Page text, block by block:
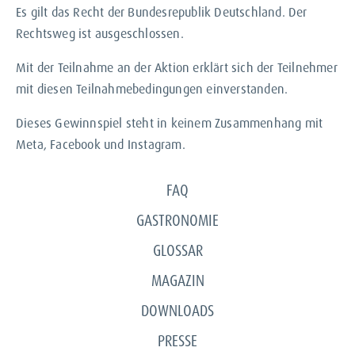
Es gilt das Recht der Bundesrepublik Deutschland. Der
Rechtsweg ist ausgeschlossen.
Mit der Teilnahme an der Aktion erklärt sich der Teilnehmer
mit diesen Teilnahmebedingungen einverstanden.
Dieses Gewinnspiel steht in keinem Zusammenhang mit
Meta, Facebook und Instagram.
FAQ
GASTRONOMIE
GLOSSAR
MAGAZIN
DOWNLOADS
PRESSE